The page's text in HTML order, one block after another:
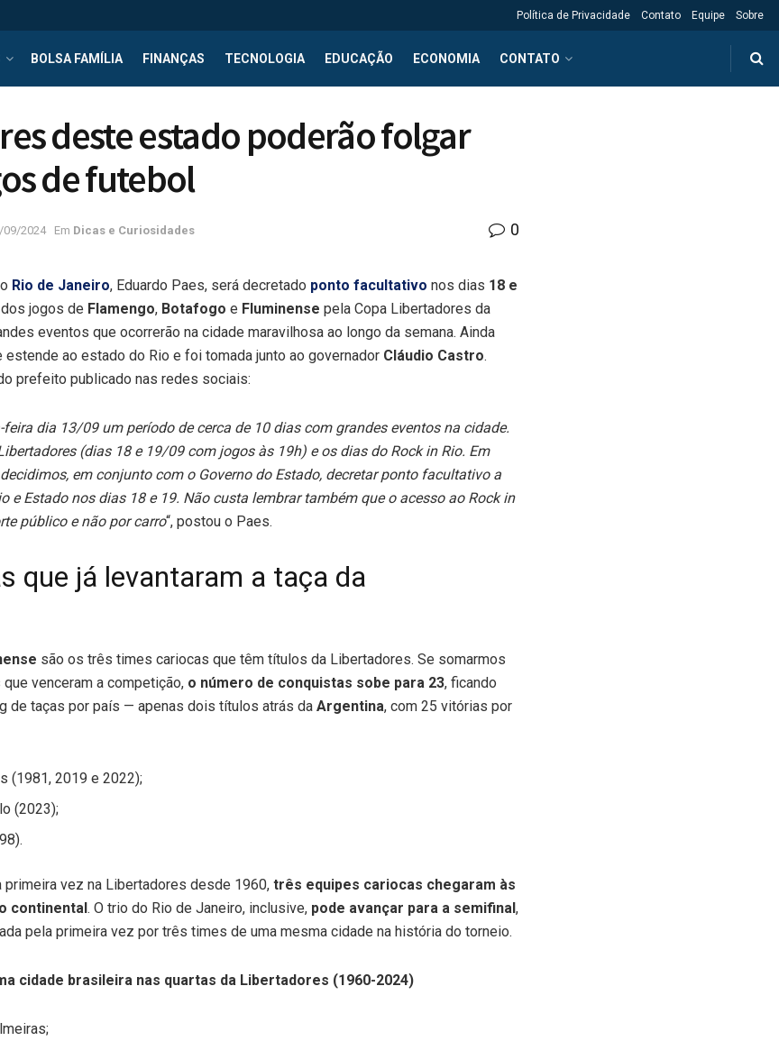
Política de Privacidade Contato Equipe Sobre
BOLSA FAMÍLIA FINANÇAS TECNOLOGIA EDUCAÇÃO ECONOMIA CONTATO
deste estado poderão folgar
de futebol
09/2024 Em Dicas e Curiosidades 0
Rio de Janeiro, Eduardo Paes, será decretado ponto facultativo nos dias 18 e
jogos de Flamengo, Botafogo e Fluminense pela Copa Libertadores da
eventos que ocorrerão na cidade maravilhosa ao longo da semana. Ainda
ao estado do Rio e foi tomada junto ao governador Cláudio Castro.
prefeito publicado nas redes sociais:
feira dia 13/09 um período de cerca de 10 dias com grandes eventos na cidade.
(dias 18 e 19/09 com jogos às 19h) e os dias do Rock in Rio. Em
em conjunto com o Governo do Estado, decretar ponto facultativo a
e Estado nos dias 18 e 19. Não custa lembrar também que o acesso ao Rock in
público e não por carro“, postou o Paes.
que já levantaram a taça da
são os três times cariocas que têm títulos da Libertadores. Se somarmos
venceram a competição, o número de conquistas sobe para 23, ficando
de taças por país — apenas dois títulos atrás da Argentina, com 25 vitórias por
(1981, 2019 e 2022);
(2023);
vez na Libertadores desde 1960, três equipes cariocas chegaram às
continental . O trio do Rio de Janeiro, inclusive, pode avançar para a semifinal ,
pela primeira vez por três times de uma mesma cidade na história do torneio.
cidade brasileira nas quartas da Libertadores (1960-2024)